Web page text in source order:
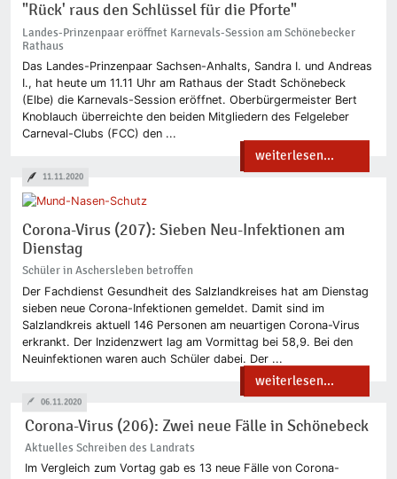
"Rück' raus den Schlüssel für die Pforte"
Landes-Prinzenpaar eröffnet Karnevals-Session am Schönebecker
Rathaus
Das Landes-Prinzenpaar Sachsen-Anhalts, Sandra I. und Andreas
I., hat heute um 11.11 Uhr am Rathaus der Stadt Schönebeck
(Elbe) die Karnevals-Session eröffnet. Oberbürgermeister Bert
Knoblauch überreichte den beiden Mitgliedern des Felgeleber
Carneval-Clubs (FCC) den ...
weiterlesen...
Corona-Virus (207): Sieben Neu-Infektionen am
Dienstag
Schüler in Aschersleben betroffen
Der Fachdienst Gesundheit des Salzlandkreises hat am Dienstag
sieben neue Corona-Infektionen gemeldet. Damit sind im
Salzlandkreis aktuell 146 Personen am neuartigen Corona-Virus
erkrankt. Der Inzidenzwert lag am Vormittag bei 58,9. Bei den
Neuinfektionen waren auch Schüler dabei. Der ...
weiterlesen...
11.11.2020
Corona-Virus (206): Zwei neue Fälle in Schönebeck
Aktuelles Schreiben des Landrats
Im Vergleich zum Vortag gab es 13 neue Fälle von Corona-
06.11.2020